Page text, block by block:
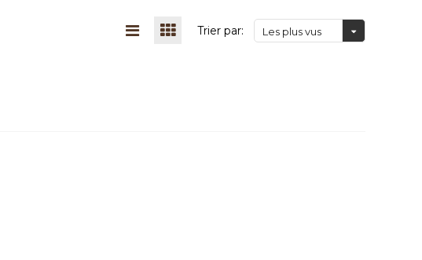
Trier par: Les plus vus